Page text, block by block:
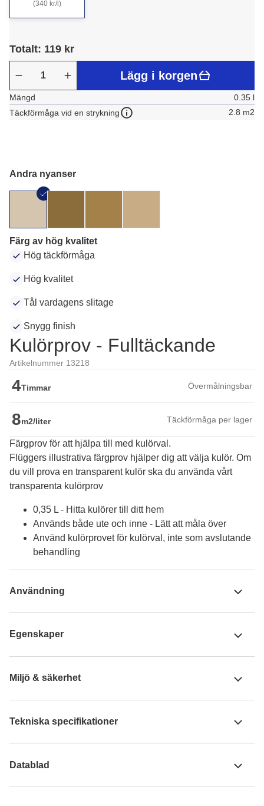
(340 kr/l)
Totalt: 119 kr
Lägg i korgen
Mängd
0.35 l
Täckförmåga vid en strykning
2.8 m2
Andra nyanser
Färg av hög kvalitet
Hög täckförmåga
Hög kvalitet
Tål vardagens slitage
Snygg finish
Kulörprov - Fulltäckande
Artikelnummer 13218
4Timmar Övermålningsbar
8m2/liter Täckförmåga per lager
Färgprov för att hjälpa till med kulörval.
Flüggers illustrativa färgprov hjälper dig att välja kulör. Om
du vill prova en transparent kulör ska du använda vårt
transparenta kulörprov
0,35 L - Hitta kulörer till ditt hem
Används både ute och inne - Lätt att måla över
Använd kulörprovet för kulörval, inte som avslutande
behandling
Användning
Egenskaper
Miljö & säkerhet
Tekniska specifikationer
Datablad